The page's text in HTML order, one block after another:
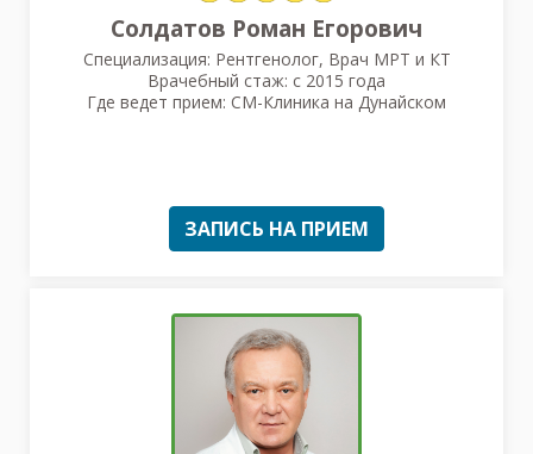
Солдатов Роман Егорович
Специализация: Рентгенолог, Врач МРТ и КТ
Врачебный стаж: с 2015 года
Где ведет прием: СМ-Клиника на Дунайском
ЗАПИСЬ НА ПРИЕМ